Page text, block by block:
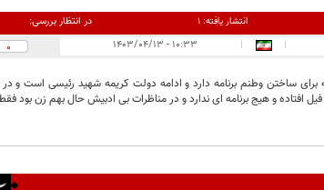
انتشار یافته:۱ در انتظار بررسی:
|
| ۱۰:۳۳ - ۱۴۰۳/۰۴/۱۳ 0
برای ساختن وطنم برنامه دارد و ادامه دولت کریمه شهید رئیسی است و
فیل افتاده و هیج برنامه ای ندارد و در مناظرات بی ادبیش حال بهم زن بود